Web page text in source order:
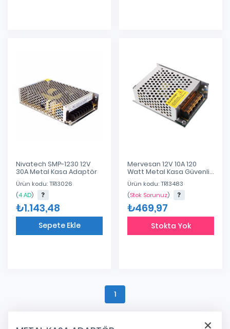
Nivatech SMP-1230 12V
30A Metal Kasa Adaptör
Ürün kodu: TR13026
(4 AD)
₺1.143,48
Sepete Ekle
Mervesan 12V 10A 120
Watt Metal Kasa Güvenlik
Kamera Adaptörü
Ürün kodu: TR13483
(Stok Sorunuz)
₺469,97
Stokta Yok
1